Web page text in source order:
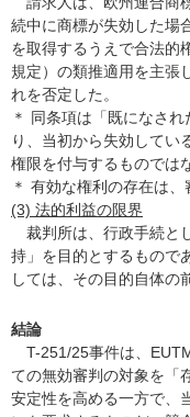
続中に商標が失効した場
を取得するうえで合法的
規定）の類推適用を主張
れを否定した。
＊ 同条項は「既になさ
り、当初から失効してい
権限を付与するものでは
＊ 有効な権利の存在は
(3) 法的利益の限界
裁判所は、行政手続と
持」を目的とするもので
しては、その目的自体の
結論
T-251/25事件は、
ての無効審判の対象を「
安定性を高める一方で、